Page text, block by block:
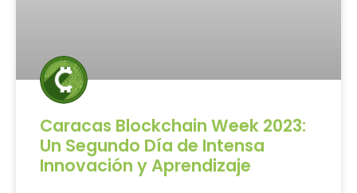
Caracas Blockchain Week 2023:
Un Segundo Día de Intensa
Innovación y Aprendizaje